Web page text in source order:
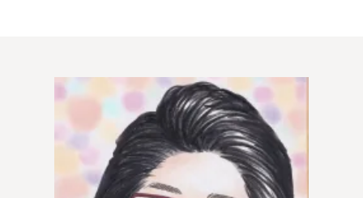
プライバシーポリシー
特定商取引法の表記につい